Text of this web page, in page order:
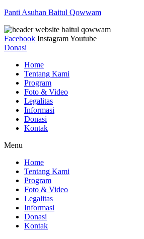
Panti Asuhan Baitul Qowwam
Facebook InstagramYoutube
Donasi
Home
Tentang Kami
Program
Foto & Video
Legalitas
Informasi
Donasi
Kontak
Menu
Home
Tentang Kami
Program
Foto & Video
Legalitas
Informasi
Donasi
Kontak